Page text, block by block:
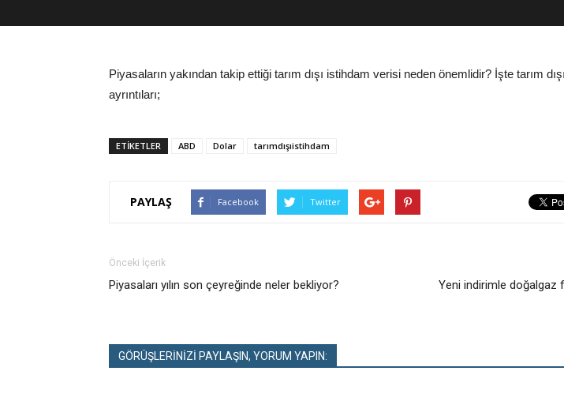
Piyasaların yakından takip ettiği tarım dışı istihdam verisi neden önemlidir? İşte tarım
ayrıntıları;
ETIKETLER ABD Dolar tarımdışıistihdam
PAYLAŞ Facebook Twitter
Önceki İçerik
Piyasaları yılın son çeyreğinde neler bekliyor?
Yeni indirimle doğalgaz
GÖRÜŞLERİNİZİ PAYLAŞIN, YORUM YAPIN: